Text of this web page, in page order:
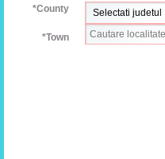
*County
*Town